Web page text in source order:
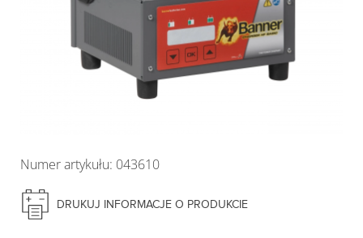
Numer artykułu: 043610
DRUKUJ INFORMACJE O PRODUKCIE